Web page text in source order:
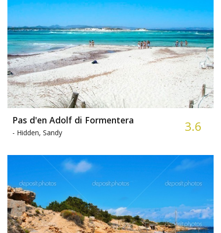
Pas d'en Adolf di Formentera
- Hidden, Sandy 3.6